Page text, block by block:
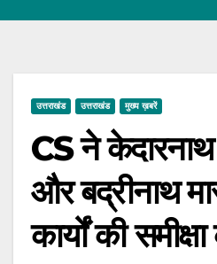
उत्तराखंड उत्तराखंड मुख्य ख़बरें
CS ने केदारनाथ
और बद्रीनाथ
कार्यों की